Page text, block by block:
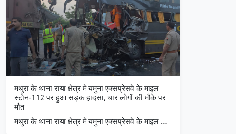
मथुरा के थाना राया क्षेत्र में यमुना एक्सप्रेसवे के माइल
स्टोन-112 पर हुआ सड़क हादसा, चार लोगों की मौके पर
मौत
मथुरा के थाना राया क्षेत्र में यमुना एक्सप्रेसवे के माइल …